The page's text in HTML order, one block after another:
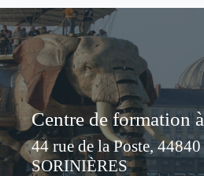
Centre de formation
44 rue de la Poste,
SORINIÈRES